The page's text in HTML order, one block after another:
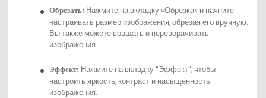
Обрезать: Нажмите на вкладку «Обрезка» и начните
настраивать размер изображения, обрезая его вручную.
Вы также можете вращать и переворачивать
изображения.
Эффект: Нажмите на вкладку "Эффект", чтобы
настроить яркость, контраст и насыщенность
изображения.